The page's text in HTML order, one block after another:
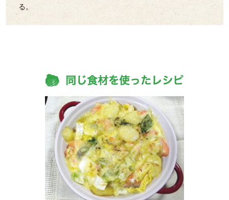
る。